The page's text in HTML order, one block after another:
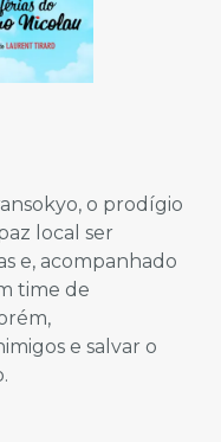
o prodígio
local ser
e, acompanhado
time de
e salvar o